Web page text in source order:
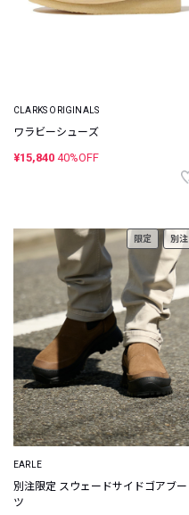
CLARKS ORIGINALS
ワラビーシューズ
¥15,840 40%OFF
限定 別注
EARLE
別注限定 スウェードサイドゴアブー
ツ